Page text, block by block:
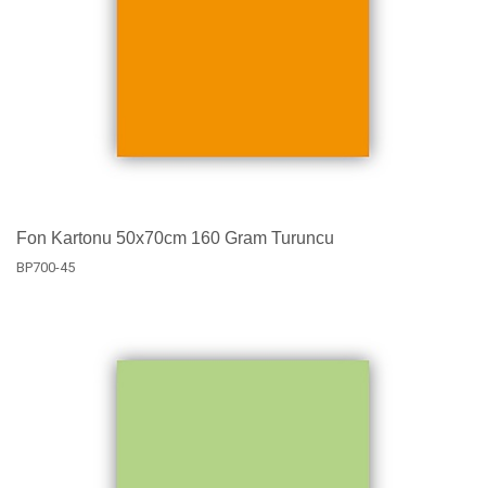
Fon Kartonu 50x70cm 160 Gram Turuncu
BP700-45